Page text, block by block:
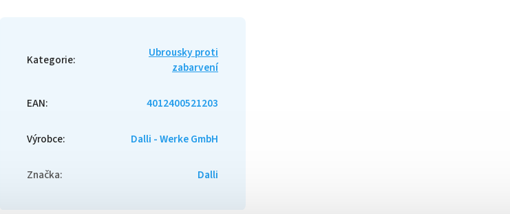
Kategorie:
Ubrousky proti
zabarvení
EAN: 4012400521203
Výrobce: Dalli - Werke GmbH
Značka: Dalli